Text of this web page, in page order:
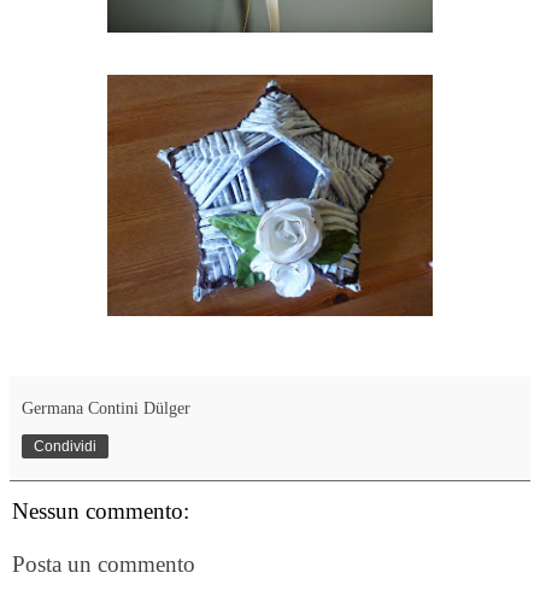
Germana Contini Dülger
Condividi
Nessun commento:
Posta un commento